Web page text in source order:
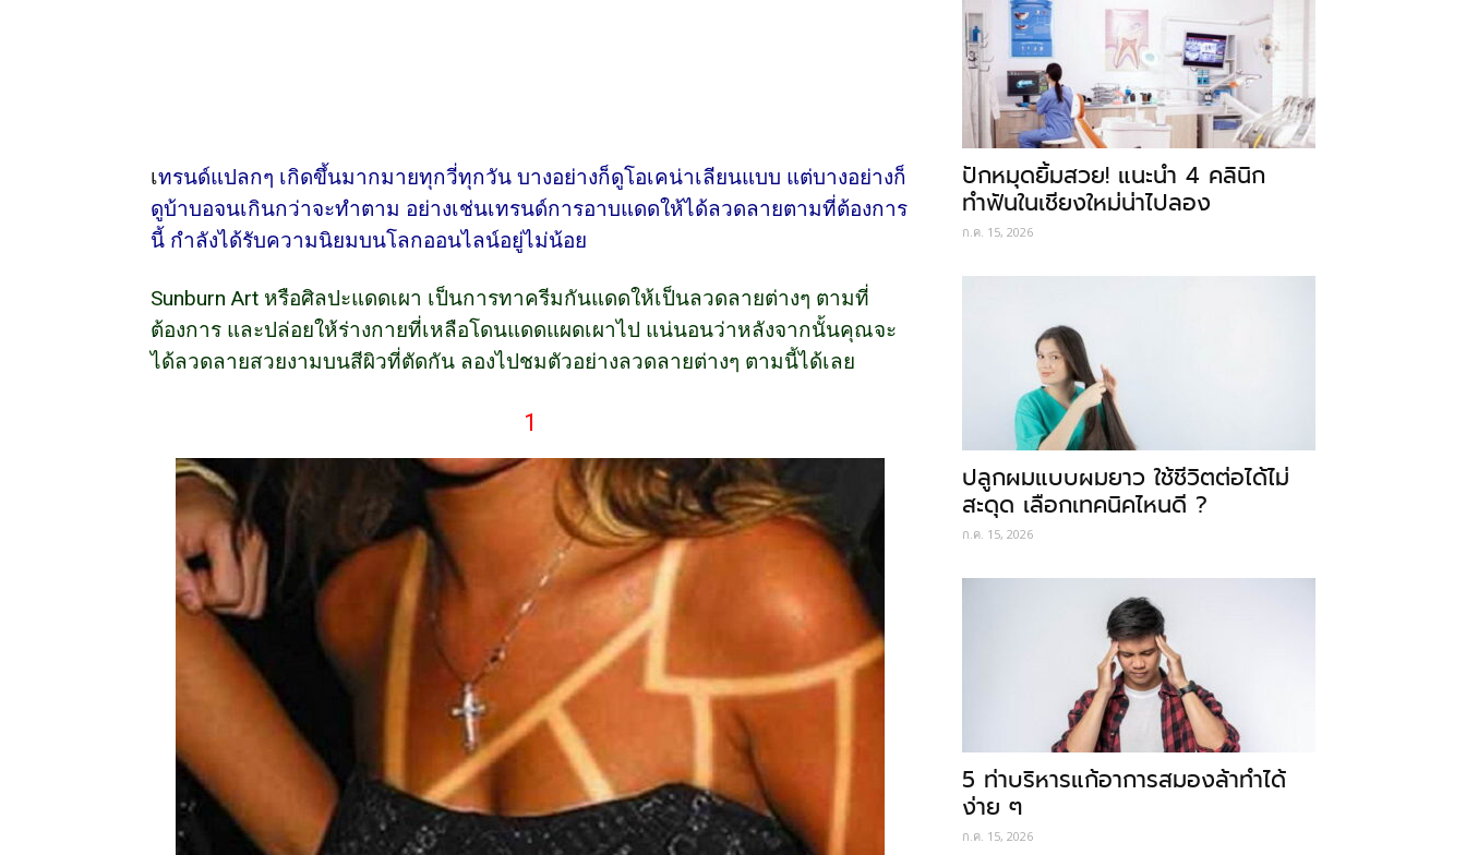
เทรนด์แปลกๆ เกิดขึ้นมากมายทุกวี่ทุกวัน บางอย่างก็ดูโอเคน่าเลียนแบบ แต่บางอย่างก็
ดูบ้าบอจนเกินกว่าจะทำตาม อย่างเช่นเทรนด์การอาบแดดให้ได้ลวดลายตามที่ต้องการ
นี้ กำลังได้รับความนิยมบนโลกออนไลน์อยู่ไม่น้อย
Sunburn Art หรือศิลปะแดดเผา เป็นการทาครีมกันแดดให้เป็นลวดลายต่างๆ ตามที่
ต้องการ และปล่อยให้ร่างกายที่เหลือโดนแดดแผดเผาไป แน่นอนว่าหลังจากนั้นคุณจะ
ได้ลวดลายสวยงามบนสีผิวที่ตัดกัน ลองไปชมตัวอย่างลวดลายต่างๆ ตามนี้ได้เลย
1
ปักหมุดยิ้มสวย! แนะนำ 4 คลินิก
ทำฟันในเชียงใหม่น่าไปลอง
ก.ค. 15, 2026
ปลูกผมแบบผมยาว ใช้ชีวิตต่อได้ไม่
สะดุด เลือกเทคนิคไหนดี ?
ก.ค. 15, 2026
5 ท่าบริหารแก้อาการสมองล้าทำได้
ง่าย ๆ
ก.ค. 15, 2026